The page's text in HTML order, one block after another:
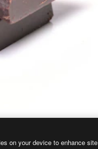
on your device to enhance site